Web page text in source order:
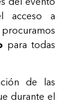
acceso a
para todas
de las
durante el